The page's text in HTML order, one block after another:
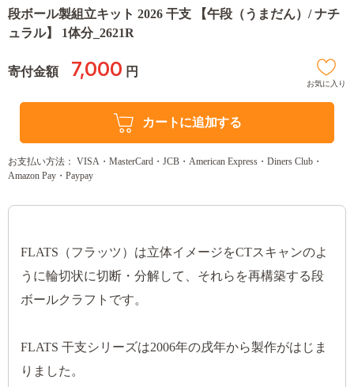
段ボール製組立キット 2026 干支 【午段（うまだん）/ ナチ
ュラル】 1体分_2621R
寄付金額 7,000 円
お気に入り
カートに追加する
お支払い方法： VISA・MasterCard・JCB・American Express・Diners Club・
Amazon Pay・Paypay
FLATS（フラッツ）は立体イメージをCTスキャンのよ
うに輪切状に切断・分解して、それらを再構築する段
ボールクラフトです。
FLATS 干支シリーズは2006年の戌年から製作がはじま
りました。